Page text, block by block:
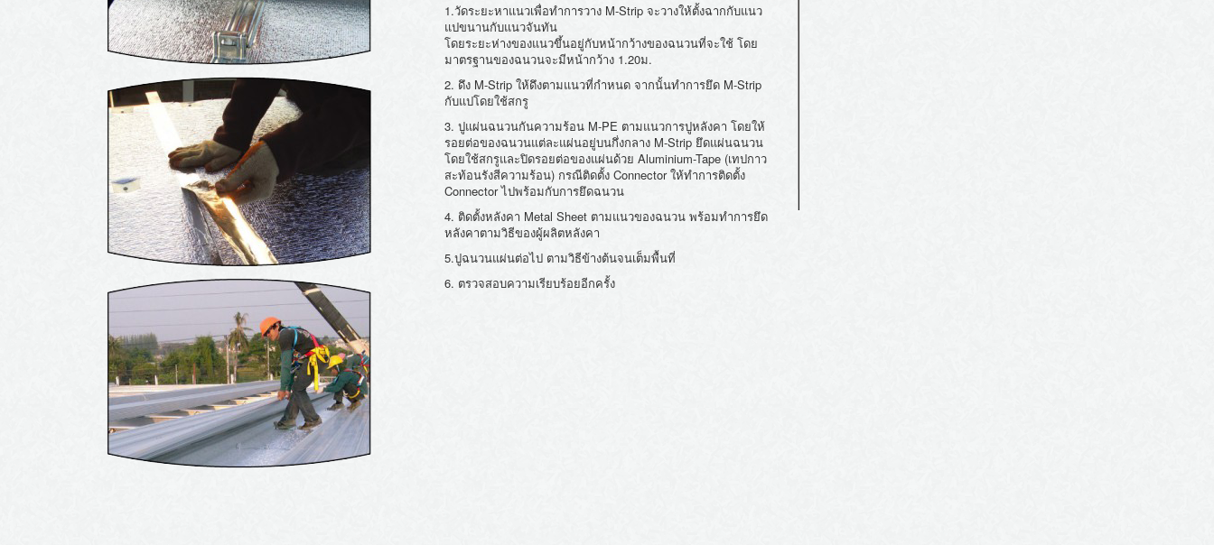
1.วัดระยะหาแนวเพื่อทำการวาง M-Strip จะวางให้ตั้งฉากกับแนว
แปขนานกับแนวจันทัน
โดยระยะห่างของแนวขึ้นอยู่กับหน้ากว้างของฉนวนที่จะใช้ โดย
มาตรฐานของฉนวนจะมีหน้ากว้าง 1.20ม.
2. ดึง M-Strip ให้ดึงตามแนวที่กำหนด จากนั้นทำการยึด M-Strip
กับแปโดยใช้สกรู
3. ปูแผ่นฉนวนกันความร้อน M-PE ตามแนวการปูหลังคา โดยให้
รอยต่อของฉนวนแต่ละแผ่นอยู่บนกึ่งกลาง M-Strip ยึดแผ่นฉนวน
โดยใช้สกรูและปิดรอยต่อของแผ่นด้วย Aluminium-Tape (เทปกาว
สะท้อนรังสีความร้อน) กรณีติดตั้ง Connector ให้ทำการติดตั้ง
Connector ไปพร้อมกับการยึดฉนวน
4. ติดตั้งหลังคา Metal Sheet ตามแนวของฉนวน พร้อมทำการยึด
หลังคาตามวิธีของผู้ผลิตหลังคา
5.ปูฉนวนแผ่นต่อไป ตามวิธีข้างต้นจนเต็มพื้นที่
6. ตรวจสอบความเรียบร้อยอีกครั้ง